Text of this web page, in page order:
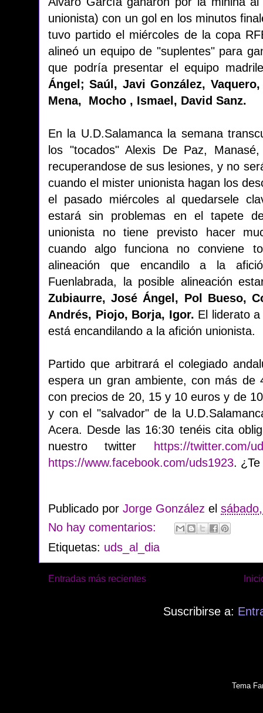
unionista) con un gol en los minutos
tuvo partido el miércoles de la copa
alineó un equipo de "suplentes" para
que podría presentar el equipo
Ángel; Saúl, Javi González,
Mena, Mocho , Ismael, David Sanz.
En la U.D.Salamanca la semana
los "tocados" Alexis De Paz,
recuperandose de sus lesiones, y no
cuando el mister unionista hagan los
el pasado miércoles al quedarsele
estará sin problemas en el tapete
unionista no tiene previsto hacer
cuando algo funciona no conviene
alineación que encandilo a la
Fuenlabrada, la posible alineación
Zubiaurre, José Ángel, Pol Bueso,
Andrés, Piojo, Borja, Igor. El liderato
está encandilando a la afición unionista.
Partido que arbitrará el colegiado
espera un gran ambiente, con más de
con precios de 20, 15 y 10 euros y de
y con el "salvador" de la
Acera. Desde las 16:30 tenéis cita
nuestro twitter https://twitter.com/
https://www.facebook.com/uds1923.
Publicado por Jorge González el
No hay comentarios:
Etiquetas: uds_al_dia
Entradas más recientes
Suscribirse a:
Tema